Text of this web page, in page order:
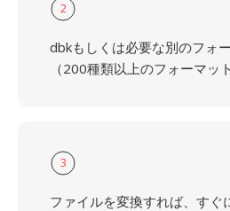
2
dbkもしくは必要な別のフォ
（200種類以上のフォーマッ
3
ファイルを変換すれば、すぐ